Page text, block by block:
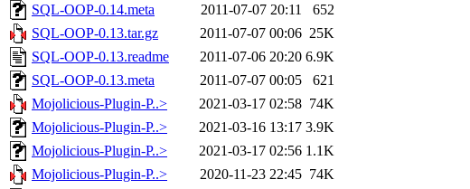
SQL-OOP-0.14.meta
2011-07-07 20:11
652
SQL-OOP-0.13.tar.gz
2011-07-07 00:06 25K
SQL-OOP-0.13.readme
2011-07-06 20:20 6.9K
SQL-OOP-0.13.meta
2011-07-07 00:05
621
Mojolicious-Plugin-P..>
2021-03-17 02:58 74K
Mojolicious-Plugin-P..>
2021-03-16 13:17 3.9K
Mojolicious-Plugin-P..>
2021-03-17 02:56 1.1K
Mojolicious-Plugin-P..>
2020-11-23 22:45 74K